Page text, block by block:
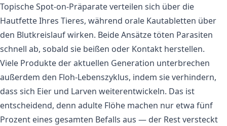
Topische Spot-on-Präparate verteilen sich über die
Hautfette Ihres Tieres, während orale Kautabletten über
den Blutkreislauf wirken. Beide Ansätze töten Parasiten
schnell ab, sobald sie beißen oder Kontakt herstellen.
Viele Produkte der aktuellen Generation unterbrechen
außerdem den Floh-Lebenszyklus, indem sie verhindern,
dass sich Eier und Larven weiterentwickeln. Das ist
entscheidend, denn adulte Flöhe machen nur etwa fünf
Prozent eines gesamten Befalls aus — der Rest versteckt